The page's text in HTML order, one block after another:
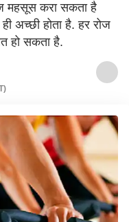
महसूस करा सकता है
अच्छी होता है. हर रोज
हो सकता है.